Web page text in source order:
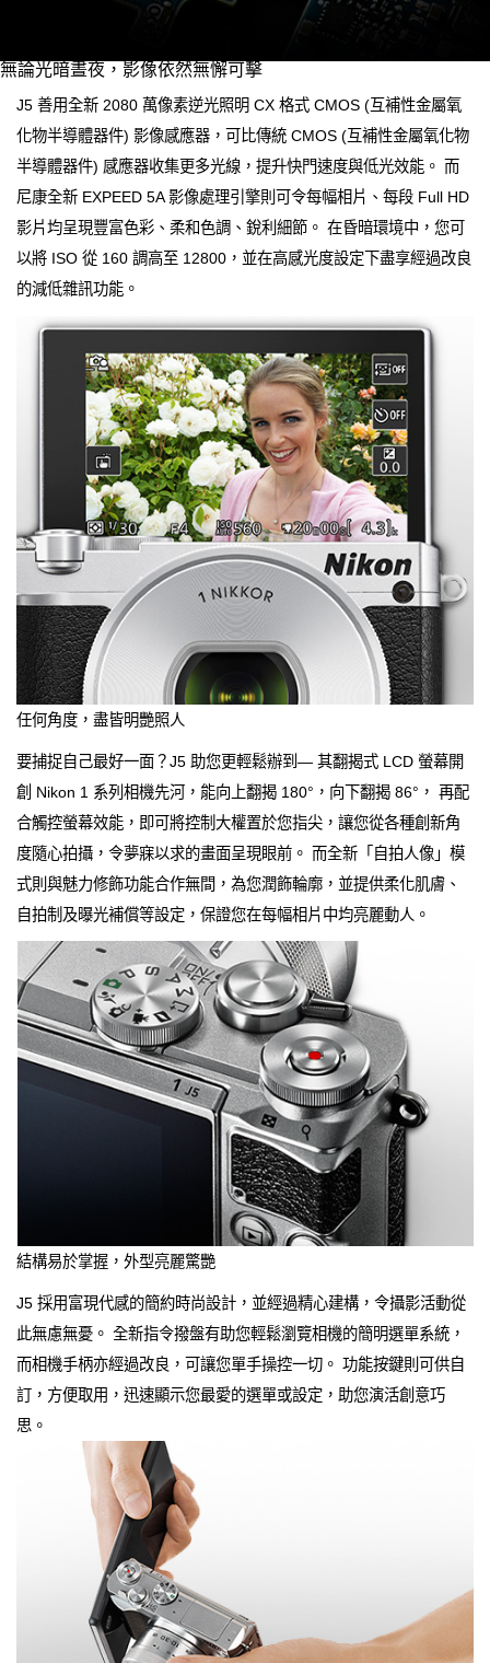
無論光暗晝夜，影像依然無懈可擊
J5 善用全新 2080 萬像素逆光照明 CX 格式 CMOS (互補性金屬氧
化物半導體器件) 影像感應器，可比傳統 CMOS (互補性金屬氧化物
半導體器件) 感應器收集更多光線，提升快門速度與低光效能。 而
尼康全新 EXPEED 5A 影像處理引擎則可令每幅相片、每段 Full HD
影片均呈現豐富色彩、柔和色調、銳利細節。 在昏暗環境中，您可
以將 ISO 從 160 調高至 12800，並在高感光度設定下盡享經過改良
的減低雜訊功能。
任何角度，盡皆明艷照人
要捕捉自己最好一面？J5 助您更輕鬆辦到— 其翻揭式 LCD 螢幕開
創 Nikon 1 系列相機先河，能向上翻揭 180°，向下翻揭 86°， 再配
合觸控螢幕效能，即可將控制大權置於您指尖，讓您從各種創新角
度隨心拍攝，令夢寐以求的畫面呈現眼前。 而全新「自拍人像」模
式則與魅力修飾功能合作無間，為您潤飾輪廓，並提供柔化肌膚、
自拍制及曝光補償等設定，保證您在每幅相片中均亮麗動人。
結構易於掌握，外型亮麗驚艷
J5 採用富現代感的簡約時尚設計，並經過精心建構，令攝影活動從
此無慮無憂。 全新指令撥盤有助您輕鬆瀏覽相機的簡明選單系統，
而相機手柄亦經過改良，可讓您單手操控一切。 功能按鍵則可供自
訂，方便取用，迅速顯示您最愛的選單或設定，助您演活創意巧
思。